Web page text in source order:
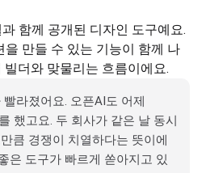
함께 공개된 디자인 도구예요.
만들 수 있는 기능이 함께 나
더와 맞물리는 흐름이에요.
라졌어요. 오픈AI도 어제
했고요. 두 회사가 같은 날 동시
큼 경쟁이 치열하다는 뜻이에
은 도구가 빠르게 쏟아지고 있